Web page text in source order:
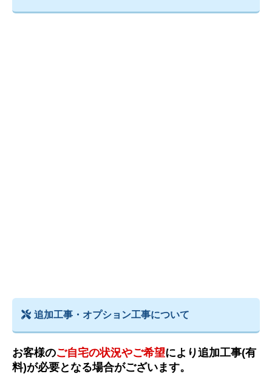
追加工事・オプション工事について
お客様のご自宅の状況やご希望により追加工事(有
料)が必要となる場合がございます。